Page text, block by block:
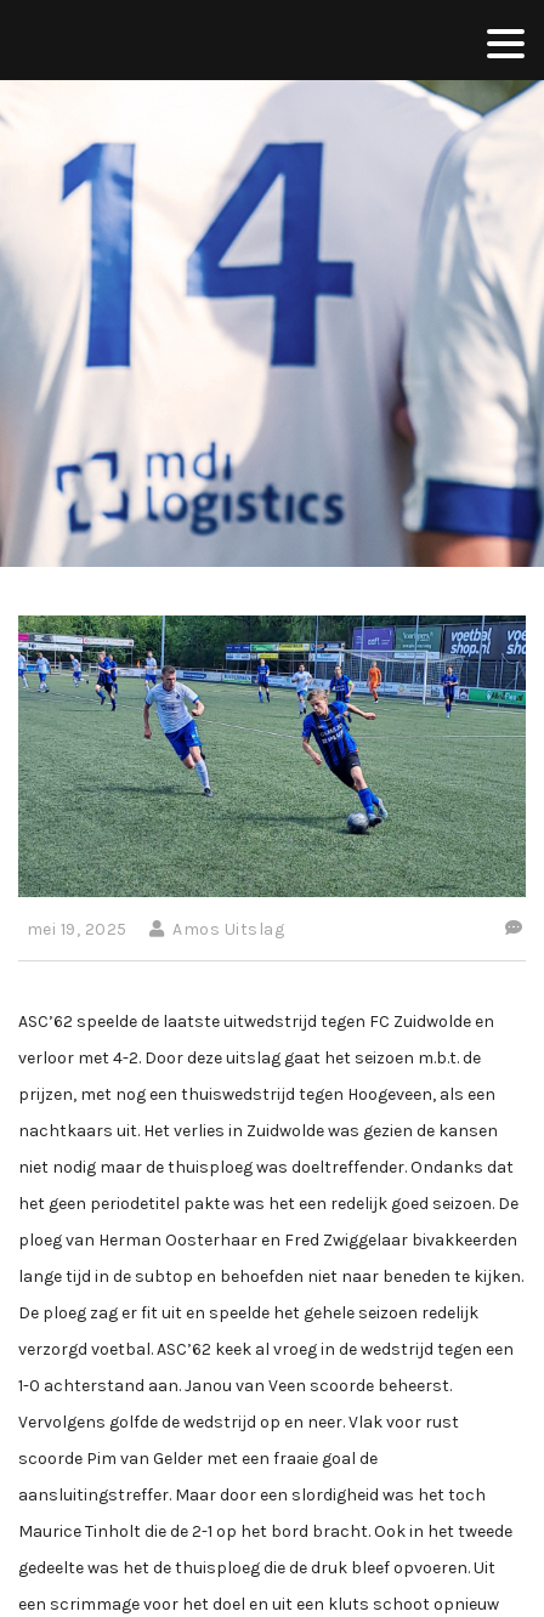
mei 19, 2025 Amos Uitslag
ASC’62 speelde de laatste uitwedstrijd tegen FC Zuidwolde en
verloor met 4-2. Door deze uitslag gaat het seizoen m.b.t. de
prijzen, met nog een thuiswedstrijd tegen Hoogeveen, als een
nachtkaars uit. Het verlies in Zuidwolde was gezien de kansen
niet nodig maar de thuisploeg was doeltreffender. Ondanks dat
het geen periodetitel pakte was het een redelijk goed seizoen. De
ploeg van Herman Oosterhaar en Fred Zwiggelaar bivakkeerden
lange tijd in de subtop en behoefden niet naar beneden te kijken.
De ploeg zag er fit uit en speelde het gehele seizoen redelijk
verzorgd voetbal. ASC’62 keek al vroeg in de wedstrijd tegen een
1-0 achterstand aan. Janou van Veen scoorde beheerst.
Vervolgens golfde de wedstrijd op en neer. Vlak voor rust
scoorde Pim van Gelder met een fraaie goal de
aansluitingstreffer. Maar door een slordigheid was het toch
Maurice Tinholt die de 2-1 op het bord bracht. Ook in het tweede
gedeelte was het de thuisploeg die de druk bleef opvoeren. Uit
een scrimmage voor het doel en uit een kluts schoot opnieuw